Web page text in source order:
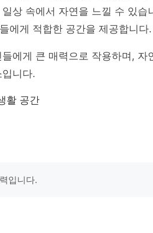
상 속에서 자연을 느낄 수 있습
에게 적합한 공간을 제공합니다.
에게 큰 매력으로 작용하며, 자
니다.
활 공간
입니다.